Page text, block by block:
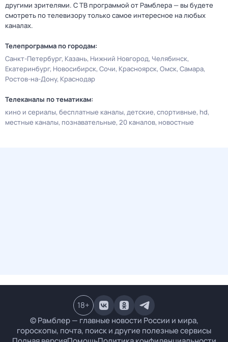
другими зрителями. С ТВ программой от Рамблера — вы будете
смотреть по телевизору только самое интересное на любых
каналах.
Телепрограмма по городам:
Санкт-Петербург Казань Нижний Новгород Челябинск
Екатеринбург Новосибирск Сочи Красноярск Омск Самара
Ростов-на-Дону Краснодар
Телеканалы по тематикам:
кино и сериалы бесплатные каналы детские спортивные hd
местные каналы познавательные 20 каналов новостные
© Рамблер — главные новости России и мира,
гороскопы, почта, поиск и другие полезные сервисы
18+